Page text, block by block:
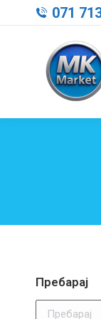
071
Пребарај